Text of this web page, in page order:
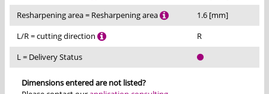
Resharpening area = Resharpening area
1.6 [mm]
L/R = cutting direction
R
L = Delivery Status
Dimensions entered are not listed?